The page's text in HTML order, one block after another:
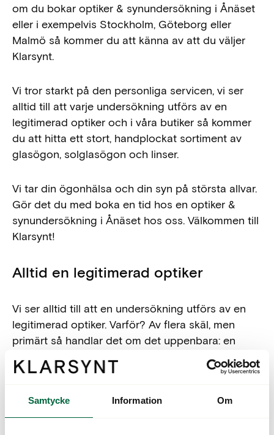
Samtycke Information Om
om du bokar optiker & synundersökning i Ånäset
eller i exempelvis Stockholm, Göteborg eller
Malmö så kommer du att känna av att du väljer
Klarsynt.
Vi tror starkt på den personliga servicen, vi ser
alltid till att varje undersökning utförs av en
legitimerad optiker och i våra butiker så kommer
du att hitta ett stort, handplockat sortiment av
glasögon, solglasögon och linser.
Vi tar din ögonhälsa och din syn på största allvar.
Gör det du med boka en tid hos en optiker &
synundersökning i Ånäset hos oss. Välkommen till
Klarsynt!
Alltid en legitimerad optiker
Vi ser alltid till att en undersökning utförs av en
legitimerad optiker. Varför? Av flera skäl, men
primärt så handlar det om det uppenbara: en
optiker kan lokalisera eventuella synfel och
snabbt också hjälpa dig att hitta det bästa
Dessutom kan en legitimerad optiker också